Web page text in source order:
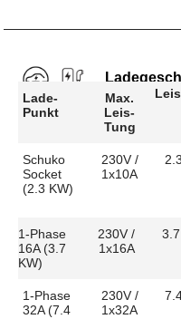
Lade-
Punkt
Max.
Leis-
Tung
Schuko
Socket
(2.3 KW)
230V /
1x10A
1-Phase
16A (3.7
KW)
230V /
1x16A
1-Phase
32A (7.4
230V /
1x32A